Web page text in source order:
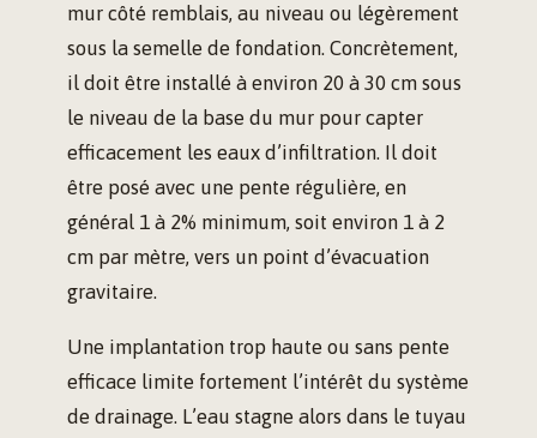
mur côté remblais, au niveau ou légèrement
sous la semelle de fondation. Concrètement,
il doit être installé à environ 20 à 30 cm sous
le niveau de la base du mur pour capter
efficacement les eaux d’infiltration. Il doit
être posé avec une pente régulière, en
général 1 à 2% minimum, soit environ 1 à 2
cm par mètre, vers un point d’évacuation
gravitaire.
Une implantation trop haute ou sans pente
efficace limite fortement l’intérêt du système
de drainage. L’eau stagne alors dans le tuyau